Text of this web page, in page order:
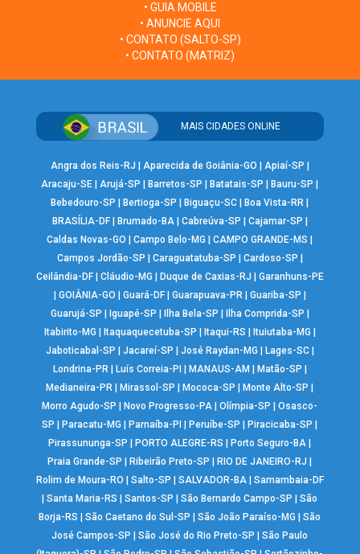
• GUIA MOBILE
• ANUNCIE AQUI
• CONTATO (SALTO-SP)
• CONTATO (MATRIZ)
MAIS CIDADES ONLINE
Angra dos Reis-RJ | Aparecida de Goiânia-GO | Apiaí-SP |
Aracaju-SE | Arujá-SP |Barretos-SP |Batatais-SP |Bauru-SP |
Bebedouro-SP |Bertioga-SP |Biguaçu-SC |Boa Vista-RR |
BRASÍLIA-DF| Brumado-BA| Cabreúva-SP | Cajamar-SP |
Caldas Novas-GO |Campo Belo-MG |CAMPO GRANDE-MS |
Campos Jordão-SP | Caraguatatuba-SP | Cardoso-SP |
Ceilândia-DF| Cláudio-MG | Duque de Caxias-RJ | Garanhuns-PE
| GOIÂNIA-GO | Guará-DF| Guarapuava-PR | Guariba-SP |
Guarujá-SP | Iguapé-SP | Ilha Bela-SP | Ilha Comprida-SP |
Itabirito-MG | Itaquaquecetuba-SP | Itaqui-RS | Ituiutaba-MG |
Jaboticabal-SP | Jacareí-SP | José Raydan-MG | Lages-SC|
Londrina-PR | Luís Correia-PI | MANAUS-AM | Matão-SP |
Medianeira-PR |Mirassol-SP |Mococa-SP |Monte Alto-SP |
Morro Agudo-SP |Novo Progresso-PA |Olímpia-SP |Osasco-
SP |Paracatu-MG |Parnaíba-PI |Peruíbe-SP |Piracicaba-SP |
Pirassununga-SP |PORTO ALEGRE-RS |Porto Seguro-BA |
Praia Grande-SP |Ribeirão Preto-SP |RIO DE JANEIRO-RJ |
Rolim de Moura-RO | Salto-SP | SALVADOR-BA| Samambaia-DF
|Santa Maria-RS |Santos-SP |São Bernardo Campo-SP |São
Borja-RS |São Caetano do Sul-SP |São João Paraíso-MG |São
José Campos-SP |São José do Rio Preto-SP |São Paulo